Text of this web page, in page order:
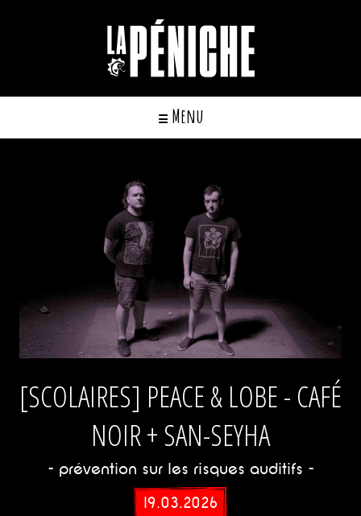
☰ Menu
[SCOLAIRES] PEACE & LOBE - CAFÉ
NOIR + SAN-SEYHA
- prévention sur les risques auditifs -
19.03.2026